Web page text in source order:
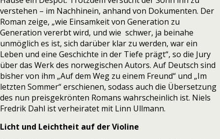
verstehen – im Nachhinein, anhand von Dokumenten. Der
Roman zeige, „wie Einsamkeit von Generation zu
Generation vererbt wird, und wie schwer, ja beinahe
unmöglich es ist, sich darüber klar zu werden, war ein
Leben und eine Geschichte in der Tiefe prägt“, so die Jury
über das Werk des norwegischen Autors. Auf Deutsch sind
bisher von ihm „Auf dem Weg zu einem Freund“ und „Im
letzten Sommer“ erschienen, sodass auch die Übersetzung
des nun preisgekrönten Romans wahrscheinlich ist. Niels
Fredrik Dahl ist verheiratet mit Linn Ullmann.
Licht und Leichtheit auf der Violine